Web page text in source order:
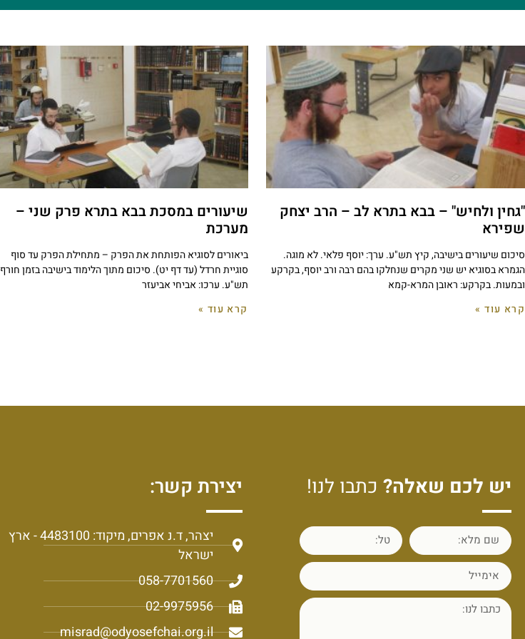
"גחין ולחיש" – בבא בתרא לב – הרב יצחק
שפירא
סיכום שיעורים בישיבה, קיץ תש"ע. ערך: יוסף פלאי. לא מוגה.
הגמרא בסוגיא יש שני מקרים שנחלקו בהם רבה ורב יוסף, בקרקע
ובמעות. בקרקע: ראובן המרא-קמא
קרא עוד »
שיעורים במסכת בבא בתרא פרק שני –
מערכת
ביאורים לסוגיא הפותחת את הפרק – מתחילת הפרק עד סוף
סוגיית חרדל (עד דף יט). סיכום מתוך הלימוד בישיבה בזמן חורף
תש"ע. ערכו: אביחי אביעזר
קרא עוד »
יש לכם שאלה? כתבו לנו! יצירת קשר:
יצהר, ד.נ אפרים, מיקוד: 4483100 - ארץ
ישראל
058-7701560
02-9975956
misrad@odyosefchai.org.il